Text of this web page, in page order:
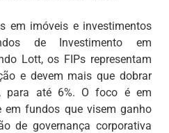
em imóveis e investimentos
de Investimento em
Lott, os FIPs representam
e devem mais que dobrar
para até 6%. O foco é em
em fundos que visem ganho
de governança corporativa